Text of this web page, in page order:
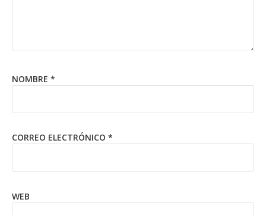
NOMBRE *
CORREO ELECTRÓNICO *
WEB